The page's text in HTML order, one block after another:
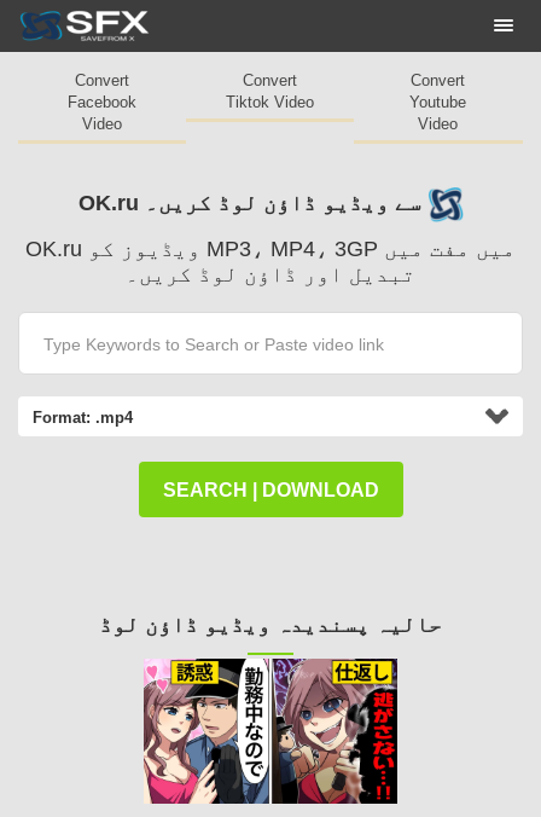
Convert
Facebook
Video
Convert
Tiktok Video
Convert
Youtube
Video
OK.ru سے ویڈیو ڈاؤن لوڈ کریں۔
OK.ru ویڈیوز کو MP3، MP4، 3GP میں مفت میں
تبدیل اور ڈاؤن لوڈ کریں۔
Format: .mp4
SEARCH | DOWNLOAD
حالیہ پسندیدہ ویڈیو ڈاؤن لوڈ